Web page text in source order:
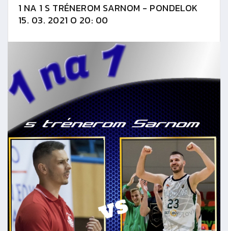
1 NA 1 S TRÉNEROM SARNOM - PONDELOK
15. 03. 2021 O 20: 00